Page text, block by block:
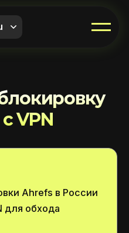
VPN
Ahrefs в России
для обхода